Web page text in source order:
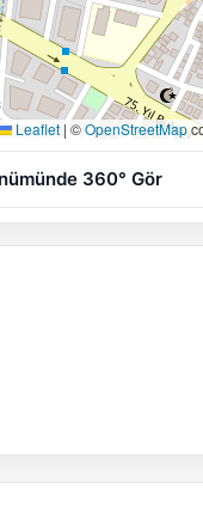
Leaflet | ©OpenStreetMap
360° Gör